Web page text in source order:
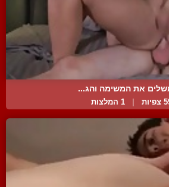
את המשימה והג...
| 1 המלצות